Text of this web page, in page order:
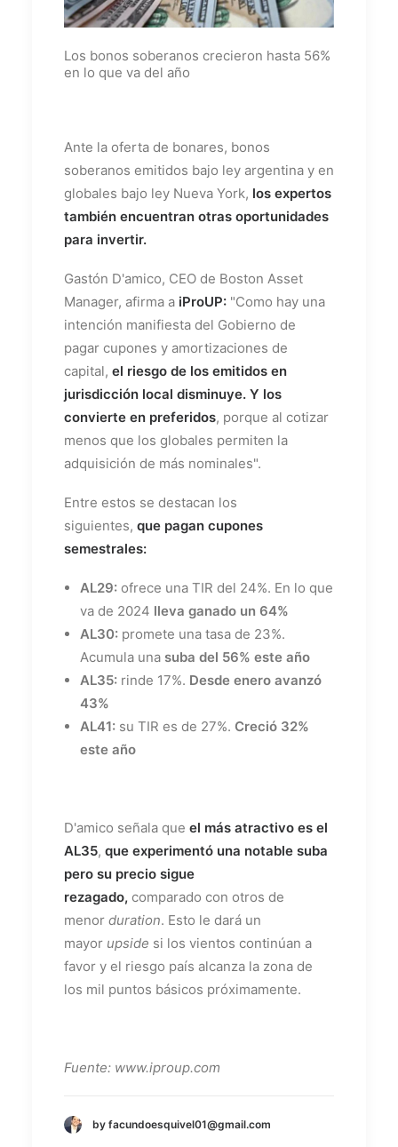
Los bonos soberanos crecieron hasta 56%
en lo que va del año
Ante la oferta de bonares, bonos
soberanos emitidos bajo ley argentina y en
globales bajo ley Nueva York, los expertos
también encuentran otras oportunidades
para invertir.
Gastón D'amico, CEO de Boston Asset
Manager, afirma a iProUP: "Como hay una
intención manifiesta del Gobierno de
pagar cupones y amortizaciones de
capital, el riesgo de los emitidos en
jurisdicción local disminuye. Y los
convierte en preferidos, porque al cotizar
menos que los globales permiten la
adquisición de más nominales".
Entre estos se destacan los
siguientes, que pagan cupones
semestrales:
AL29: ofrece una TIR del 24%. En lo que
va de 2024 lleva ganado un 64%
AL30: promete una tasa de 23%.
Acumula una suba del 56% este año
AL35: rinde 17%. Desde enero avanzó
43%
AL41: su TIR es de 27%. Creció 32%
este año
D'amico señala que el más atractivo es el
AL35, que experimentó una notable suba
pero su precio sigue
rezagado, comparado con otros de
menor duration. Esto le dará un
mayor upside si los vientos continúan a
favor y el riesgo país alcanza la zona de
los mil puntos básicos próximamente.
Fuente: www.iproup.com
by facundoesquivel01@gmail.com